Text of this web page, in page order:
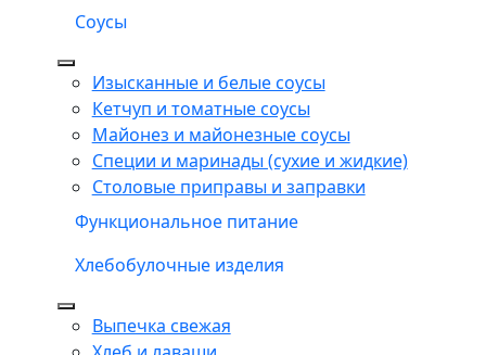
Соусы
Изысканные и белые соусы
Кетчуп и томатные соусы
Майонез и майонезные соусы
Специи и маринады (сухие и жидкие)
Столовые приправы и заправки
Функциональное питание
Хлебобулочные изделия
Выпечка свежая